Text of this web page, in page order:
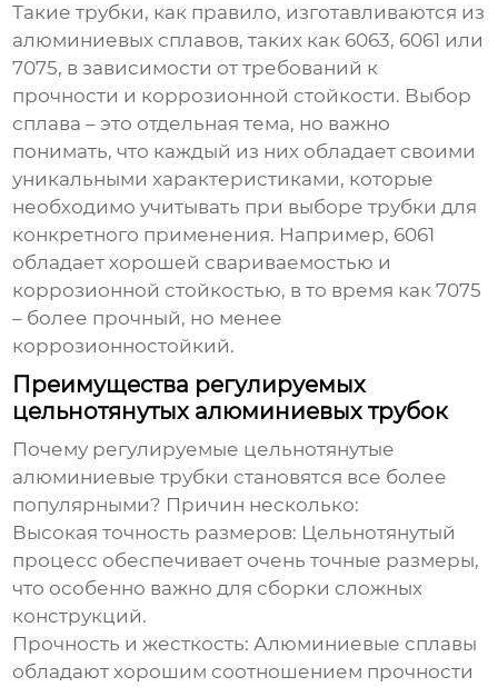
Такие трубки, как правило, изготавливаются из
алюминиевых сплавов, таких как 6063, 6061 или
7075, в зависимости от требований к
прочности и коррозионной стойкости. Выбор
сплава – это отдельная тема, но важно
понимать, что каждый из них обладает своими
уникальными характеристиками, которые
необходимо учитывать при выборе трубки для
конкретного применения. Например, 6061
обладает хорошей свариваемостью и
коррозионной стойкостью, в то время как 7075
– более прочный, но менее
коррозионностойкий.
Преимущества регулируемых
цельнотянутых алюминиевых трубок
Почему регулируемые цельнотянутые
алюминиевые трубки становятся все более
популярными? Причин несколько:
Высокая точность размеров: Цельнотянутый
процесс обеспечивает очень точные размеры,
что особенно важно для сборки сложных
конструкций.
Прочность и жесткость: Алюминиевые сплавы
обладают хорошим соотношением прочности